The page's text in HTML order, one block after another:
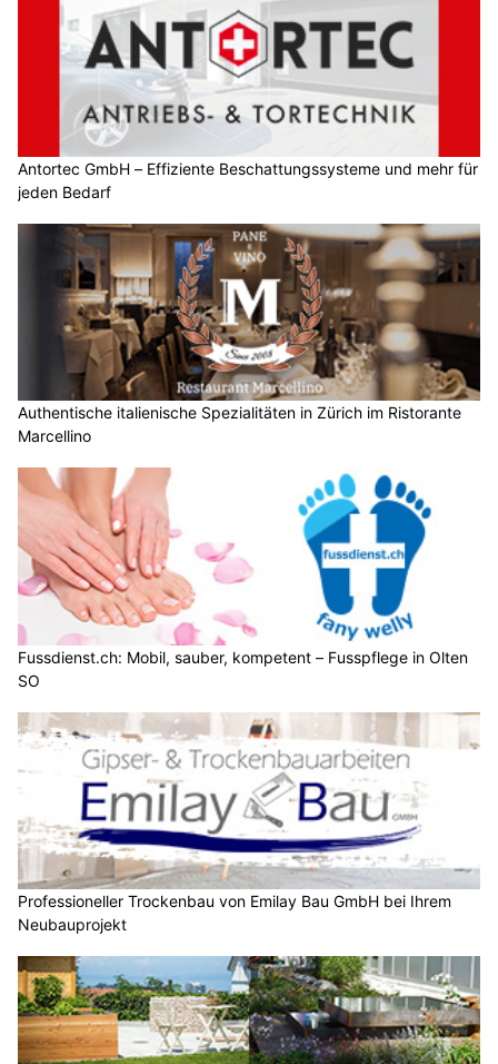
Antortec GmbH – Effiziente Beschattungssysteme und mehr für
jeden Bedarf
Authentische italienische Spezialitäten in Zürich im Ristorante
Marcellino
Fussdienst.ch: Mobil, sauber, kompetent – Fusspflege in Olten
SO
Professioneller Trockenbau von Emilay Bau GmbH bei Ihrem
Neubauprojekt